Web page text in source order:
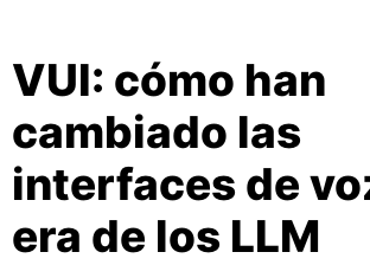
VUI: cómo han
cambiado las
interfaces de
era de los LLM